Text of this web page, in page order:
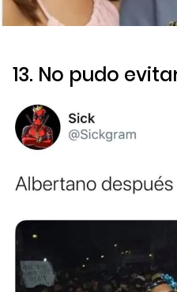
13. No pudo